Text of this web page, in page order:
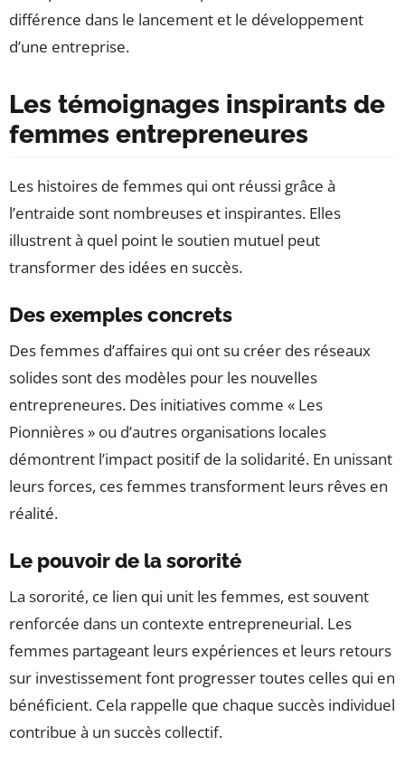
différence dans le lancement et le développement
d’une entreprise.
Les témoignages inspirants de
femmes entrepreneures
Les histoires de femmes qui ont réussi grâce à
l’entraide sont nombreuses et inspirantes. Elles
illustrent à quel point le soutien mutuel peut
transformer des idées en succès.
Des exemples concrets
Des femmes d’affaires qui ont su créer des réseaux
solides sont des modèles pour les nouvelles
entrepreneures. Des initiatives comme « Les
Pionnières » ou d’autres organisations locales
démontrent l’impact positif de la solidarité. En unissant
leurs forces, ces femmes transforment leurs rêves en
réalité.
Le pouvoir de la sororité
La sororité, ce lien qui unit les femmes, est souvent
renforcée dans un contexte entrepreneurial. Les
femmes partageant leurs expériences et leurs retours
sur investissement font progresser toutes celles qui en
bénéficient. Cela rappelle que chaque succès individuel
contribue à un succès collectif.